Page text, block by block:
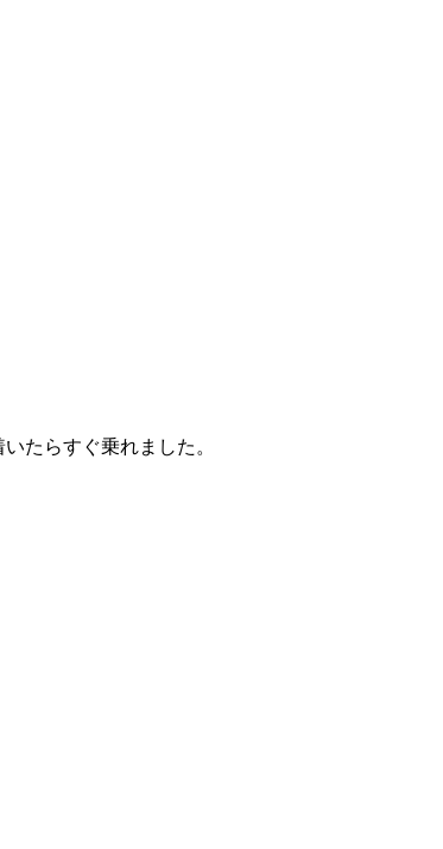
たらすぐ乗れました。